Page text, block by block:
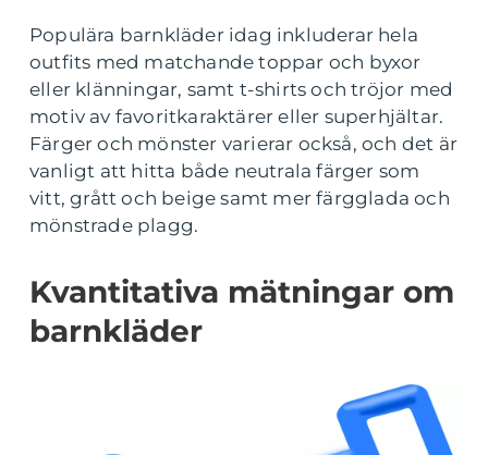
Populära barnkläder idag inkluderar hela
outfits med matchande toppar och byxor
eller klänningar, samt t-shirts och tröjor med
motiv av favoritkaraktärer eller superhjältar.
Färger och mönster varierar också, och det är
vanligt att hitta både neutrala färger som
vitt, grått och beige samt mer färgglada och
mönstrade plagg.
Kvantitativa mätningar om
barnkläder